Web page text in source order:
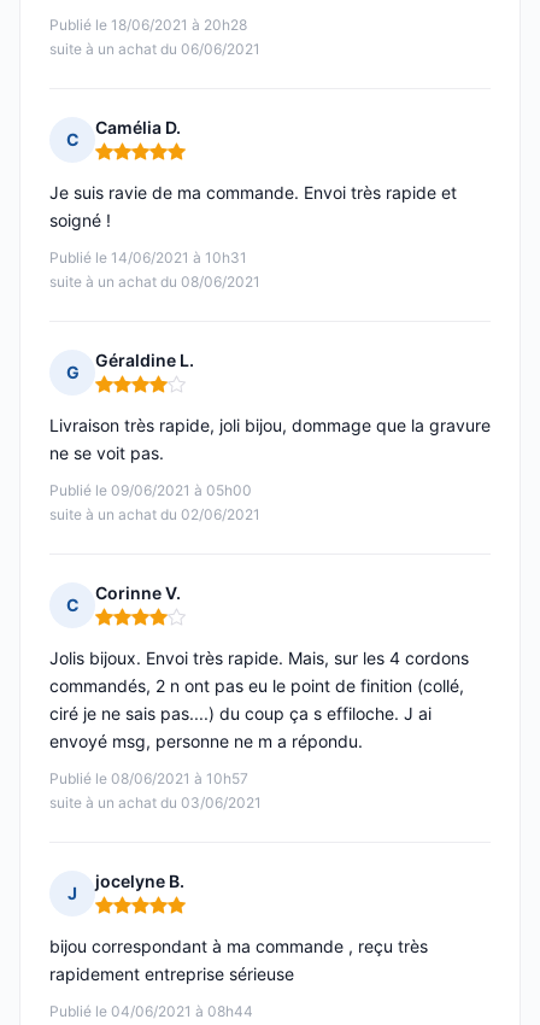
Publié le 18/06/2021 à 20h28
suite à un achat du 06/06/2021
C
Camélia D.
Note : 5 sur 5
Publié le 14/06/2021 à 10h31
suite à un achat du 08/06/2021
Je suis ravie de ma commande. Envoi très rapide et
soigné !
G
Géraldine L.
Note : 4 sur 5
Publié le 09/06/2021 à 05h00
suite à un achat du 02/06/2021
Livraison très rapide, joli bijou, dommage que la gravure
ne se voit pas.
C
Corinne V.
Note : 4 sur 5
Publié le 08/06/2021 à 10h57
suite à un achat du 03/06/2021
Jolis bijoux. Envoi très rapide. Mais, sur les 4 cordons
commandés, 2 n ont pas eu le point de finition (collé,
ciré je ne sais pas....) du coup ça s effiloche. J ai
envoyé msg, personne ne m a répondu.
J
jocelyne B.
Note : 5 sur 5
Publié le 04/06/2021 à 08h44
bijou correspondant à ma commande , reçu très
rapidement entreprise sérieuse